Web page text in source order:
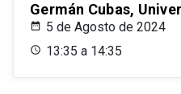
Germán Cubas,
5 de Agosto de 2024
13:35 a 14:35